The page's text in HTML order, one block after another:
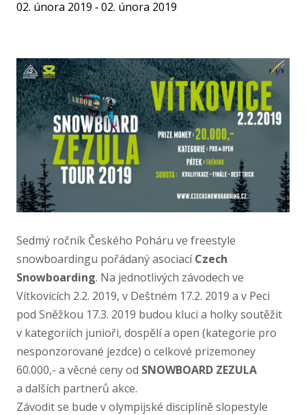
02. února 2019 ‐ 02. února 2019
Sedmý ročník Českého Poháru ve freestyle
snowboardingu pořádaný asociacíCzech
Snowboarding. Na jednotlivých závodech ve
Vítkovicích 2.2. 2019, v Deštném 17.2. 2019 a v Peci
pod Sněžkou 17.3. 2019 budou kluci a holky soutěžit
v kategoriích junioři, dospělí a open (kategorie pro
nesponzorované jezdce) o celkové prizemoney
60.000,- a věcné ceny od SNOWBOARD ZEZULA
a dalších partnerů akce.
Závodit se bude v olympijské disciplíně slopestyle